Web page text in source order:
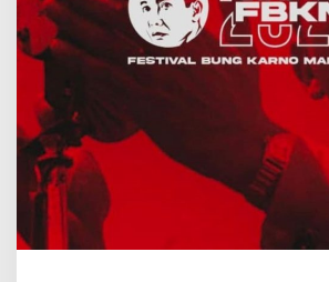
a
r
n
u
T